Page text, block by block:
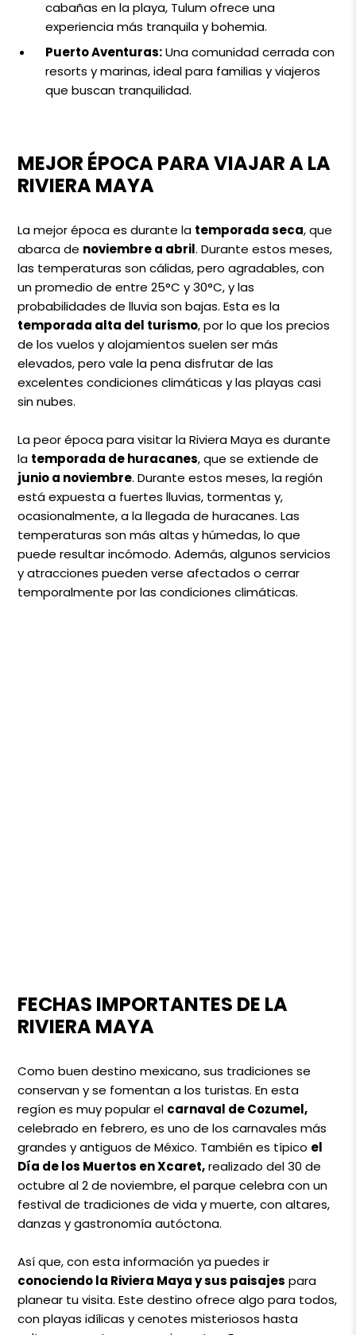
cabañas en la playa, Tulum ofrece una
experiencia más tranquila y bohemia.
Puerto Aventuras:Una comunidad cerrada con
resorts y marinas, ideal para familias y viajeros
que buscan tranquilidad.
MEJOR ÉPOCA PARA VIAJAR A LA
RIVIERA MAYA
La mejor época es durante la temporada seca, que
abarca de noviembre a abril. Durante estos meses,
las temperaturas son cálidas, pero agradables, con
un promedio de entre 25°C y 30°C, y las
probabilidades de lluvia son bajas. Esta es la
temporada alta del turismo, por lo que los precios
de los vuelos y alojamientos suelen ser más
elevados, pero vale la pena disfrutar de las
excelentes condiciones climáticas y las playas casi
sin nubes.
La peor época para visitar la Riviera Maya es durante
la temporada de huracanes, que se extiende de
junio a noviembre. Durante estos meses, la región
está expuesta a fuertes lluvias, tormentas y,
ocasionalmente, a la llegada de huracanes. Las
temperaturas son más altas y húmedas, lo que
puede resultar incómodo. Además, algunos servicios
y atracciones pueden verse afectados o cerrar
temporalmente por las condiciones climáticas.
FECHAS IMPORTANTES DE LA
RIVIERA MAYA
Como buen destino mexicano, sus tradiciones se
conservan y se fomentan a los turistas. En esta
regíon es muy popular el carnaval de Cozumel,
celebrado en febrero, es uno de los carnavales más
grandes y antiguos de México. También es típico el
Día de los Muertos en Xcaret,realizado del 30 de
octubre al 2 de noviembre, el parque celebra con un
festival de tradiciones de vida y muerte, con altares,
danzas y gastronomía autóctona.
Así que, con esta información ya puedes ir
conociendo la Riviera Maya y sus paisajes para
planear tu visita. Este destino ofrece algo para todos,
con playas idílicas y cenotes misteriosos hasta